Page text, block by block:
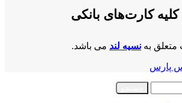
کارت‌های بانکی
متعلق به نسیه لند می باشد.
پارس